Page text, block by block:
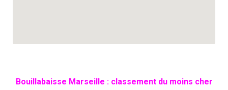
Bouillabaisse Marseille : classement du moins cher